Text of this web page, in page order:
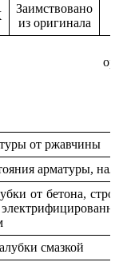
Заимствовано
из оригинала
от ржавчины
арматуры,
от бетона,
смазкой